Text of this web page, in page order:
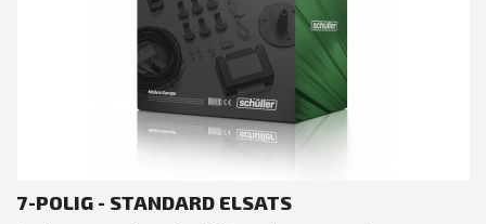
7-POLIG - STANDARD ELSATS